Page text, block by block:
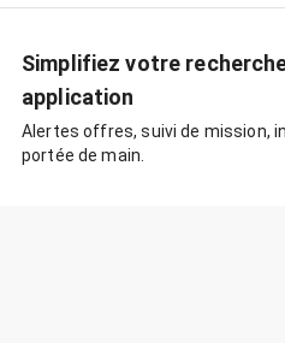
Simplifiez votre
application
Alertes offres, suivi de mission,
portée de main.